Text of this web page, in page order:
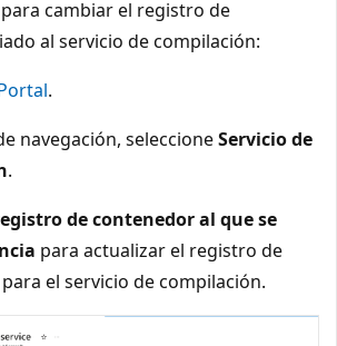
cambiar el registro de
al servicio de compilación:
.
navegación, seleccioneServicio de
.
de contenedor al que se
para actualizar el registro de
el servicio de compilación.